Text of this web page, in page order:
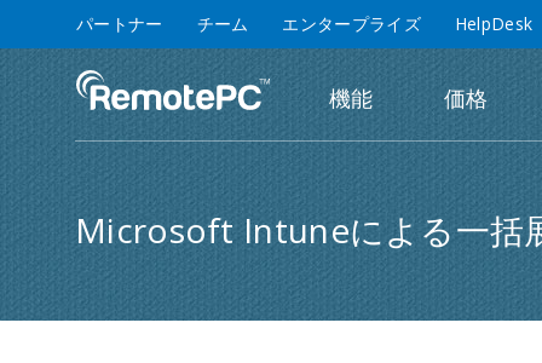
パートナー チーム エンタープライズ HelpDesk
機能 価格
Microsoft Intuneによる一括